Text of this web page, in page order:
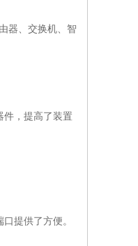
器、交换机、智
件，提高了装置
提供了方便。